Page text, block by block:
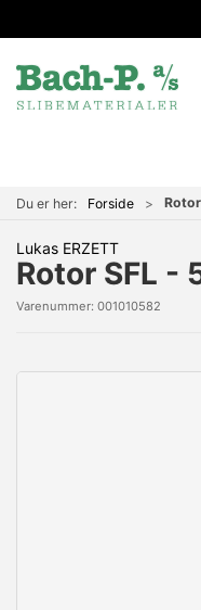
Du er her: Forside
Lukas ERZETT
Rotor SFL
Varenummer: 001010582